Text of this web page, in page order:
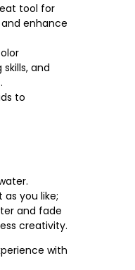
tool for
enhance
and
to
you like;
and fade
creativity.
with